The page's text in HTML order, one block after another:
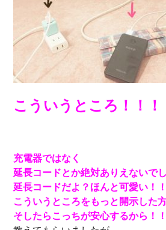
こういうところ！！！
充電器ではなく
延長コードとか絶対ありえないで
延長コードだよ？ほんと可愛い！！
こういうところをもっと開示した
そしたらこっちが安心するから！！